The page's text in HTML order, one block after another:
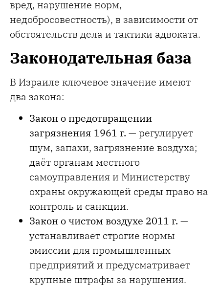
вред, нарушение норм,
недобросовестность), в зависимости от
обстоятельств дела и тактики адвоката.
Законодательная база
В Израиле ключевое значение имеют
два закона:
Закон о предотвращении
загрязнения 1961 г. — регулирует
шум, запахи, загрязнение воздуха;
даёт органам местного
самоуправления и Министерству
охраны окружающей среды право на
контроль и санкции.
Закон о чистом воздухе 2011 г. —
устанавливает строгие нормы
эмиссии для промышленных
предприятий и предусматривает
крупные штрафы за нарушения.